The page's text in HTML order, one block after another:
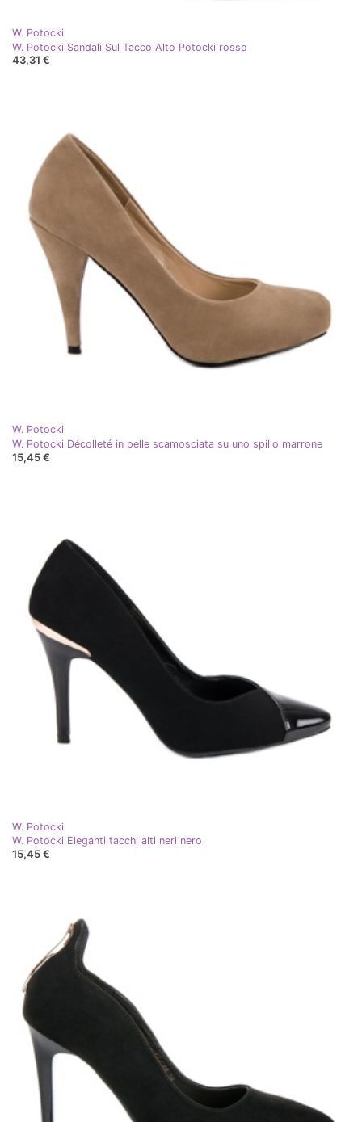
W. Potocki
W. Potocki Sandali Sul Tacco Alto Potocki rosso
43,31 €
W. Potocki
W. Potocki Décolleté in pelle scamosciata su uno spillo marrone
15,45 €
W. Potocki
W. Potocki Eleganti tacchi alti neri nero
15,45 €